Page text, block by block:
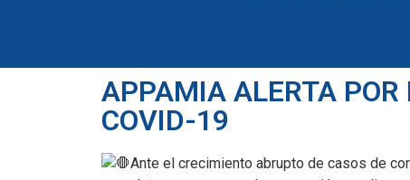
APPAMIA ALERTA POR
COVID-19
Ante el crecimiento abrupto de casos de